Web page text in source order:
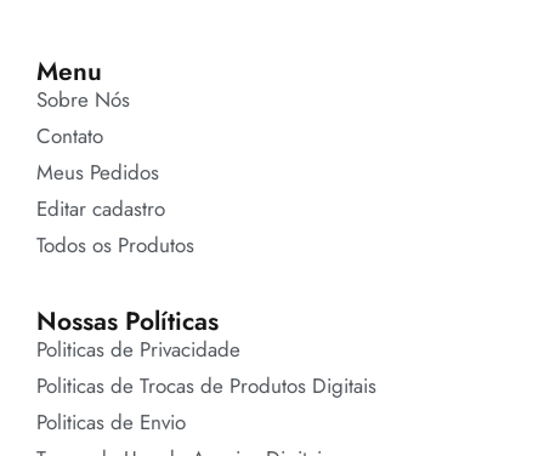
Menu
Sobre Nós
Contato
Meus Pedidos
Editar cadastro
Todos os Produtos
Nossas Políticas
Politicas de Privacidade
Politicas de Trocas de Produtos Digitais
Politicas de Envio